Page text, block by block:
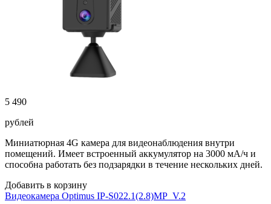
5 490
рублей
Миниатюрная 4G камера для видеонаблюдения внутри
помещений. Имеет встроенный аккумулятор на 3000 мА/ч и
способна работать без подзарядки в течение нескольких дней.
Добавить в корзину
Видеокамера Optimus IP-S022.1(2.8)MP_V.2